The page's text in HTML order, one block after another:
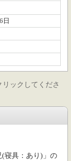
日
ックしてくださ
(寝具：あり)」の